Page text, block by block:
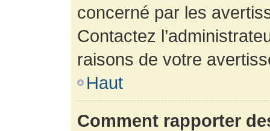
concerné par les
Contactez
raisons de votre
Haut
Comment rapporter